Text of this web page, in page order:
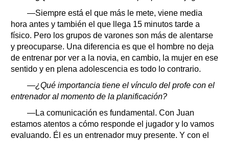
—Siempre está el que más le mete, viene media
hora antes y también el que llega 15 minutos tarde a
físico. Pero los grupos de varones son más de alentarse
y preocuparse. Una diferencia es que el hombre no deja
de entrenar por ver a la novia, en cambio, la mujer en ese
sentido y en plena adolescencia es todo lo contrario.
—¿Qué importancia tiene el vínculo del profe con el
entrenador al momento de la planificación?
—La comunicación es fundamental. Con Juan
estamos atentos a cómo responde el jugador y lo vamos
evaluando. Él es un entrenador muy presente. Y con el